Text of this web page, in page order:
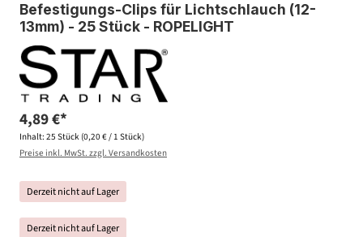
Befestigungs-Clips für Lichtschlauch (12-
13mm) - 25 Stück - ROPELIGHT
4,89 €*
Inhalt: 25 Stück (0,20 € / 1 Stück)
Preise inkl. MwSt. zzgl. Versandkosten
Derzeit nicht auf Lager
Derzeit nicht auf Lager